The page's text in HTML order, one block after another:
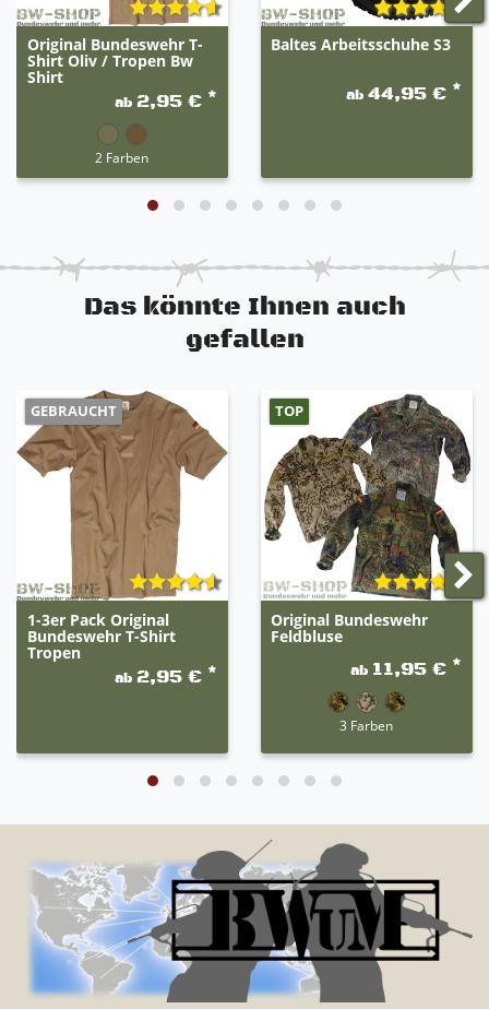
schweißabsorbierend
Halten warm und sind kälteflexibel
Frotteesohle oder komplett aus Frottee (kann
Perfekter Tragekomfort auch bei robustem
Schuhwerk oder Stiefel
Original Bundeswehr T-
Shirt Oliv / Tropen Bw
Shirt
ab 2,95 € *
2 Farben
Baltes Arbeitsschuhe S3
ab 44,95 € *
Das könnte Ihnen auch
gefallen
GEBRAUCHT
1-3er Pack Original
Bundeswehr T-Shirt
Tropen
ab 2,95 € *
TOP
Original Bundeswehr
Feldbluse
ab 11,95 € *
3 Farben